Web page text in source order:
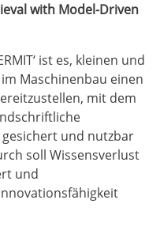
with Model-Driven
ist es, kleinen und
Maschinenbau einen
mit dem
und nutzbar
soll Wissensverlust
und